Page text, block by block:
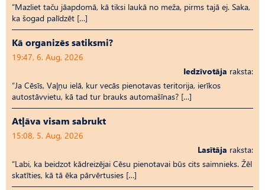
“Mazliet taču jāapdomā, kā tiksi laukā no meža, pirms tajā ej. Saka,
ka šogad palīdzēt […]
Kā organizēs satiksmi?
19:47, 6. Aug, 2026
Iedzīvotāja raksta:
“Ja Cēsīs, Vaļņu ielā, kur vecās pienotavas teritorija, ierīkos
autostāvvietu, kā tad tur brauks automašīnas? […]
Atļāva visam sabrukt
15:08, 5. Aug, 2026
Lasītāja raksta:
“Labi, ka beidzot kādreizējai Cēsu pienotavai būs cits saimnieks. Žēl
skatīties, kā tā ēka pārvērtusies […]